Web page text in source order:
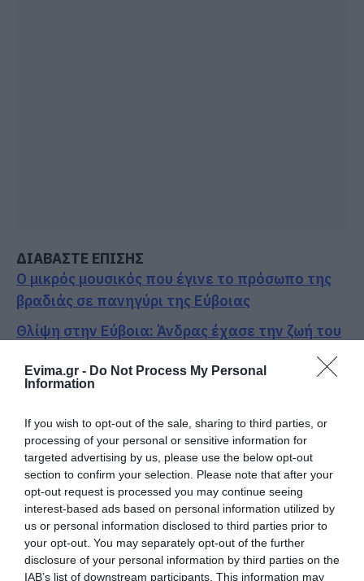
Evima.gr - Do Not Process My Personal
Information
If you wish to opt-out of the sale, sharing to third parties, or
processing of your personal or sensitive information for
targeted advertising by us, please use the below opt-out
section to confirm your selection. Please note that after your
opt-out request is processed you may continue seeing
interest-based ads based on personal information utilized by
us or personal information disclosed to third parties prior to
your opt-out. You may separately opt-out of the further
disclosure of your personal information by third parties on the
IAB’s list of downstream participants. This information may
ΔΙΑΒΑΣΤΕ ΕΠΙΣΗΣ
Ο μικρός μουσικός που έγινε το πρόσωπο της
βραδιάς σε πανηγύρι της Εύβοιας
Θλίψη στην Εύβοια: Άνδρας έχασε την ζωή του
«Βόμβα» στην Εύβοια διαλύθηκε ποδοσφαιρική
ομάδα
Εύβοια – Εικόνες
Ακολουθήστε το evima.gr στοGoogle News
Διαβάστε όλες τιςειδήσεις για την Εύβοια
Διαβάστε όλες τιςτελευταίες ειδήσειςγια την
Ελλάδακαι τονΚόσμοστοevima.gr